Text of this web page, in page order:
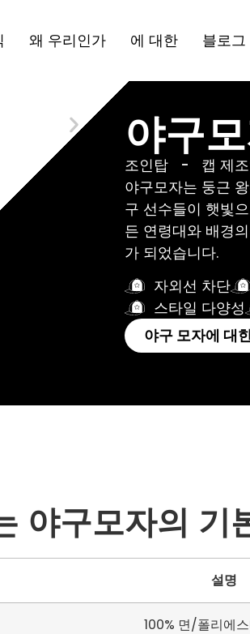
왜 우리인가 에 대한 블로그
야구
조인탑 - 캡 제
야구모자는 둥근
구 선수들이 햇빛
든 연령대와 배경
가 되었습니다.
자외선 차단
스타일 다양성
야구 모자에 대
야구모자의 기
설명
100% 면/폴리에